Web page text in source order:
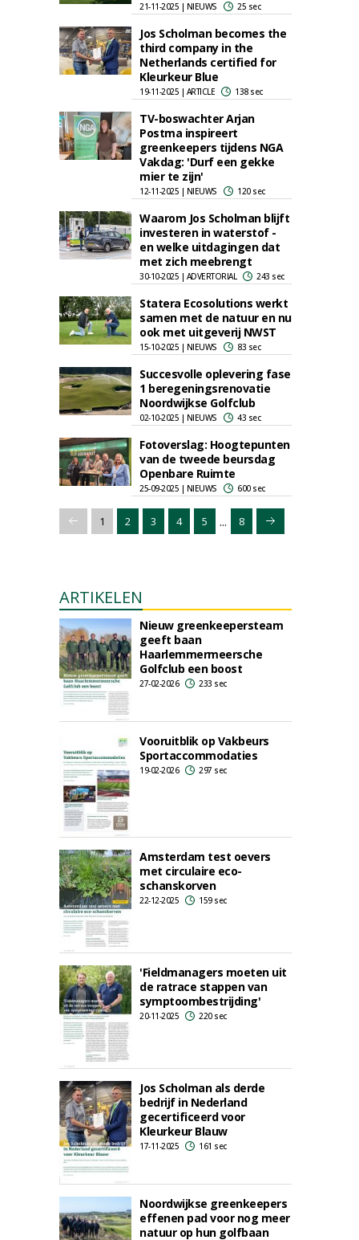
21-11-2025 | NIEUWS 25 sec
Jos Scholman becomes the
third company in the
Netherlands certified for
Kleurkeur Blue
19-11-2025 | ARTICLE 138 sec
TV-boswachter Arjan
Postma inspireert
greenkeepers tijdens NGA
Vakdag: 'Durf een gekke
mier te zijn'
12-11-2025 | NIEUWS 120 sec
Waarom Jos Scholman blijft
investeren in waterstof -
en welke uitdagingen dat
met zich meebrengt
30-10-2025 | ADVERTORIAL 243 sec
Statera Ecosolutions werkt
samen met de natuur en nu
ook met uitgeverij NWST
15-10-2025 | NIEUWS 83 sec
Succesvolle oplevering fase
1 beregeningsrenovatie
Noordwijkse Golfclub
02-10-2025 | NIEUWS 43 sec
Fotoverslag: Hoogtepunten
van de tweede beursdag
Openbare Ruimte
25-09-2025 | NIEUWS 600 sec
1 2 3 4 5 ... 8
ARTIKELEN
Nieuw greenkeepersteam
geeft baan
Haarlemmermeersche
Golfclub een boost
27-02-2026 233 sec
Vooruitblik op Vakbeurs
Sportaccommodaties
19-02-2026 297 sec
Amsterdam test oevers
met circulaire eco-
schanskorven
22-12-2025 159 sec
'Fieldmanagers moeten uit
de ratrace stappen van
symptoombestrijding'
20-11-2025 220 sec
Jos Scholman als derde
bedrijf in Nederland
gecertificeerd voor
Kleurkeur Blauw
17-11-2025 161 sec
Noordwijkse greenkeepers
effenen pad voor nog meer
natuur op hun golfbaan